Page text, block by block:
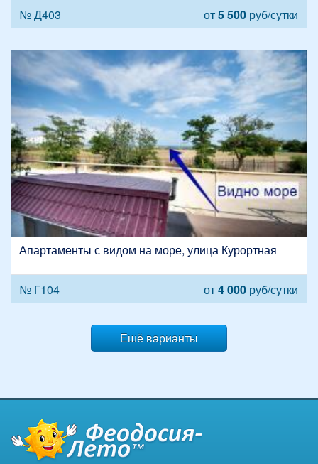
№ Д403 от5 500 руб/сутки
Апартаменты с видом на море, улица Курортная
№ Г104 от4 000 руб/сутки
Ешё варианты